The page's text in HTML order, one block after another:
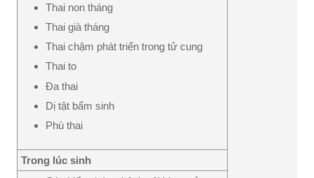
Thai non tháng
Thai già tháng
Thai chậm phát triển trong tử cung
Thai to
Đa thai
Dị tật bẩm sinh
Phù thai
Trong lúc sinh